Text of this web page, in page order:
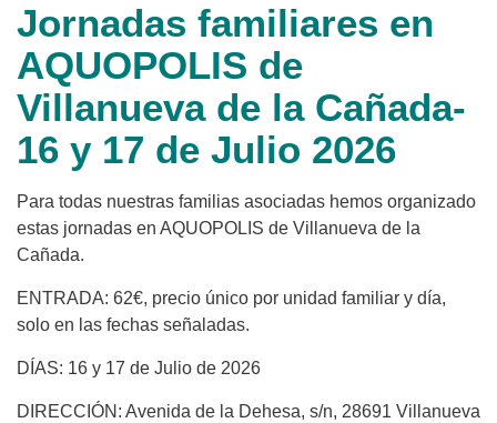
Jornadas familiares en
AQUOPOLIS de
Villanueva de la Cañada-
16 y 17 de Julio 2026
Para todas nuestras familias asociadas hemos organizado
estas jornadas en AQUOPOLIS de Villanueva de la
Cañada.
ENTRADA: 62€, precio único por unidad familiar y día,
solo en las fechas señaladas.
DÍAS: 16 y 17 de Julio de 2026
DIRECCIÓN: Avenida de la Dehesa, s/n, 28691 Villanueva